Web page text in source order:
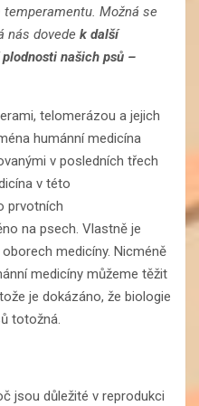
temperamentu. Možná se
nás dovede k další
plodnosti našich psů –
telomerázou a jejich
humánní medicína
v posledních třech
v této
prvotních
na psech. Vlastně je
medicíny. Nicméně
medicíny můžeme těžit
je dokázáno, že biologie
totožná.
jsou důležité v reprodukci